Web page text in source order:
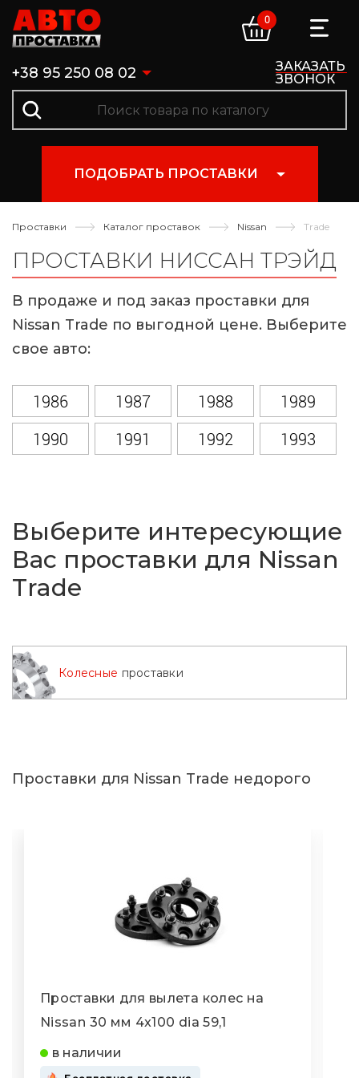
+38 95 250 08 02
ЗАКАЗАТЬ
ЗВОНОК
0
ПОДОБРАТЬ ПРОСТАВКИ
Проставки Каталог проставок Nissan Trade
ПРОСТАВКИ НИССАН ТРЭЙД
В продаже и под заказ проставки для
Nissan Trade по выгодной цене. Выберите
свое авто:
1986 1987 1988
1989
1990
1991 1992
1993
2002
2003 2004
Выберите интересующие
Вас проставки для Nissan
Trade
Колесные проставки
Проставки для Nissan Trade недорого
Проставки для вылета колес на
Nissan 30 мм 4x100 dia 59,1
в наличии